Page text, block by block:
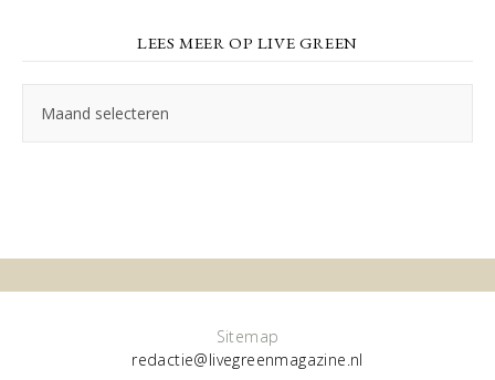
LEES MEER OP LIVE GREEN
meer
Sitemap
redactie@livegreenmagazine.nl